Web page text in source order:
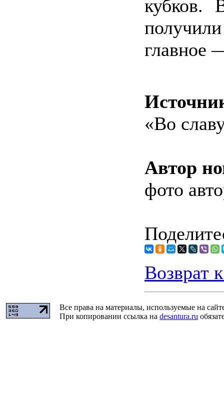
кубков.
главное
«Во
Автор
фото
Возврат
Все права на материалы, используемые на
При копировании ссылка на desantura.ru